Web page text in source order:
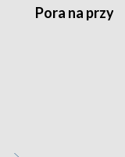
Pora na